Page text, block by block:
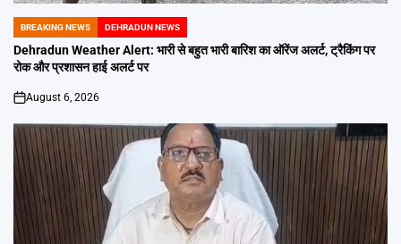
POSTED
IN
BREAKING NEWS DEHRADUN NEWS
Dehradun Weather Alert: भारी से बहुत भारी बारिश का ऑरेंज अलर्ट, ट्रैकिंग पर
रोक और प्रशासन हाई अलर्ट पर
on
August 6, 2026